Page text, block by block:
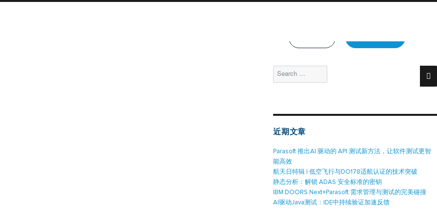
Search
近期文章
Parasoft 推出AI 驱动的 API 测试新方法，让软件测试更智
能高效
航天日特辑 | 低空飞行与DO178适航认证的技术突破
静态分析：解锁 ADAS 安全标准的密钥
IBM DOORS Next+Parasoft:需求管理与测试的完美碰撞
AI驱动Java测试：IDE中持续验证加速反馈